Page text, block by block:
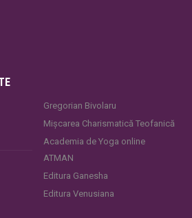
Gregorian Bivolaru
Mișcarea Charismatică Teofanică
Academia de Yoga online
ATMAN
Editura Ganesha
Editura Venusiana